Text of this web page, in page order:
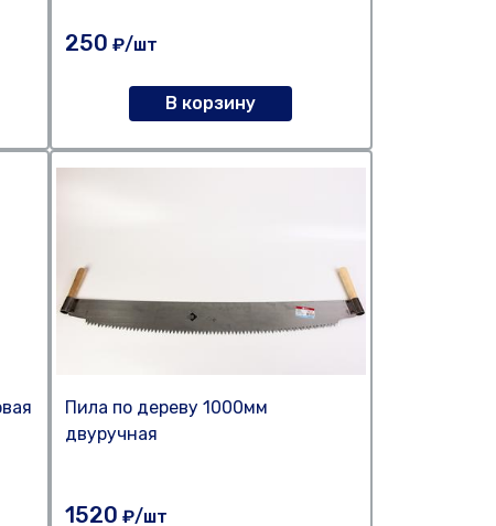
250 ₽/шт
В корзину
Пила по дереву 1000мм
двуручная
1520 ₽/шт